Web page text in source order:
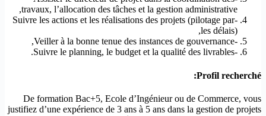
travaux, l’allocation des tâches et la gestion administrative,
-Suivre les actions et les réalisations des projets (pilotage par
les délais),
-Veiller à la bonne tenue des instances de gouvernance,
-Suivre le planning, le budget et la qualité des livrables.
Profil recherché:
De formation Bac+5, Ecole d’Ingénieur ou de Commerce, vous
justifiez d’une expérience de 3 ans à 5 ans dans la gestion de projets